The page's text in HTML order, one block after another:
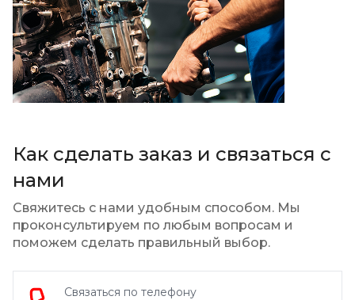
Как сделать заказ и связаться с
нами
Свяжитесь с нами удобным способом. Мы
проконсультируем по любым вопросам и
поможем сделать правильный выбор.
Связаться по телефону